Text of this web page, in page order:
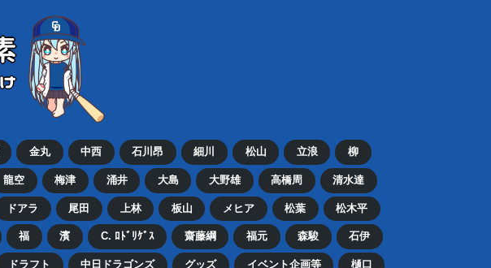
金丸 中西 石川昂 細川 松山 立浪 柳
龍空 梅津 涌井 大島 大野雄 高橋周 清水達
ドアラ 尾田 上林 板山 メヒア 松葉 松木平
福 濱 C. ﾛﾄﾞﾘｹﾞｽ 齋藤綱 福元 森駿 石伊
ドラフト 中日ドラゴンズ グッズ イベント企画等 樋口